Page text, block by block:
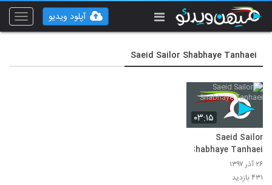
Toggle
آپلود ویدیو
Saeid Sailor Shabhaye Tanhaei
۰۳:۱۵
Saeid Sailor
Shabhaye Tanhaei
۲۶ آذر ۱۳۹۷
۴۳۱ بازدید